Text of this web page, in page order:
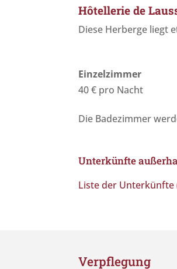
Hôtellerie de
Diese Herberge liegt
Einzelzimmer
40 € pro Nacht
Die Badezimmer
Unterkünfte
Liste der Unterkünfte
Verpflegung